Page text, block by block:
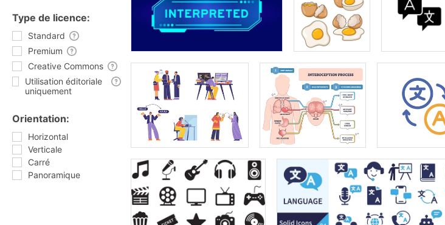
Type de licence:
Standard
Premium
Creative Commons
Utilisation éditoriale
uniquement
Orientation:
Horizontal
Verticale
Carré
Panoramique